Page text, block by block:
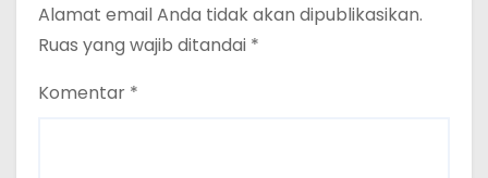
Alamat email Anda tidak akan dipublikasikan.
Ruas yang wajib ditandai *
Komentar *